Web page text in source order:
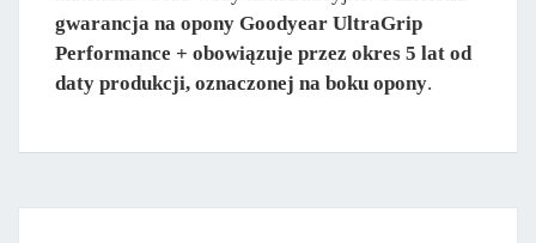
gwarancja na opony Goodyear UltraGrip
Performance + obowiązuje przez okres 5 lat od
daty produkcji, oznaczonej na boku opony.